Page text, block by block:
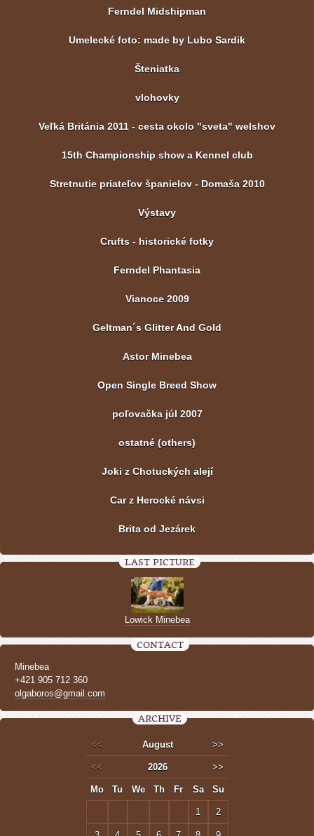
Ferndel Midshipman
Umelecké foto: made by Lubo Sardik
Šteniatka
vlohovky
Veľká Británia 2011 - cesta okolo "sveta" welshov
15th Championship show a Kennel club
Stretnutie priateľov španielov - Domaša 2010
Výstavy
Crufts - historické fotky
Ferndel Phantasia
Vianoce 2009
Geltman´s Glitter And Gold
Astor Minebea
Open Single Breed Show
poľovačka júl 2007
ostatné (others)
Joki z Chotuckých alejí
Car z Herocké návsi
Brita od Jezárek
LAST PICTURE
Lowick Minebea
CONTACT
Minebea
+421 905 712 360
olgaboros@gmail.com
ARCHIVE
<< August >>
<< 2026 >>
Mo Tu We Th Fr Sa Su
1 2